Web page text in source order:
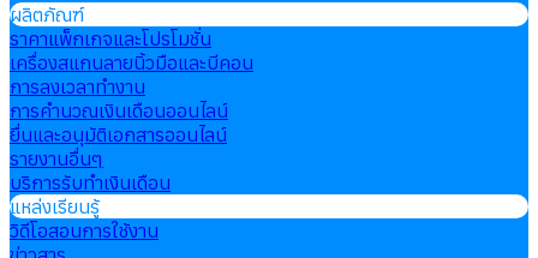
ผลิตภัณฑ์
ราคาแพ็กเกจและโปรโมชั่น
เครื่องสแกนลายนิ้วมือและบีคอน
การลงเวลาทำงาน
การคำนวณเงินเดือนออนไลน์
ยื่นและอนุมัติเอกสารออนไลน์
รายงานอื่นๆ
บริการรับทำเงินเดือน
แหล่งเรียนรู้
วิดีโอสอนการใช้งาน